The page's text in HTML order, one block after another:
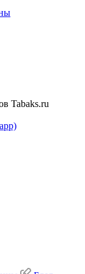
Tabaks.ru